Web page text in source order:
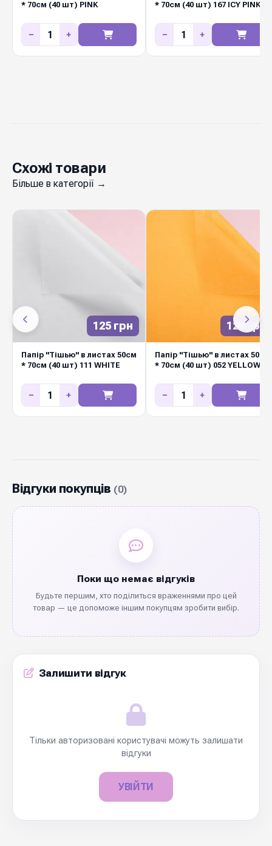
Києві завжди є актуальні відтінки для
флористичних салонів і маркетів.
* 70см (40 шт) PINK
− +
* 70см (40 шт) 167 ICY PINK
− +
Схожі товари
Більше в категорії →
125 грн
Папір "Тішью" в листах 50см
* 70см (40 шт) 111 WHITE
− +
125 грн
Папір "Тішью" в листах 50см
* 70см (40 шт) 052 YELLOW
− +
Відгуки покупців (0)
Поки що немає відгуків
Будьте першим, хто поділиться враженнями про цей
товар — це допоможе іншим покупцям зробити вибір.
Залишити відгук
Тільки авторизовані користувачі можуть залишати
відгуки
УВІЙТИ